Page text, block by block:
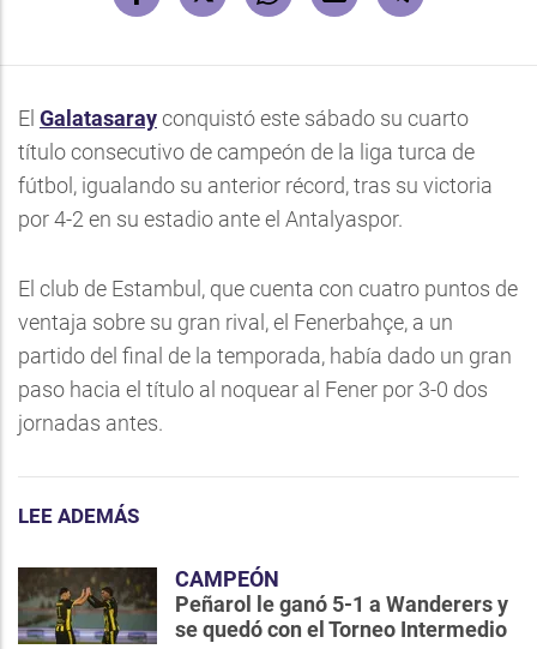
El Galatasarayconquistó este sábado su cuarto
título consecutivo de campeón de la liga turca de
fútbol, igualando su anterior récord, tras su victoria
por 4-2 en su estadio ante el Antalyaspor.
El club de Estambul, que cuenta con cuatro puntos de
ventaja sobre su gran rival, el Fenerbahçe, a un
partido del final de la temporada, había dado un gran
paso hacia el título al noquear al Fener por 3-0 dos
jornadas antes.
LEE ADEMÁS
CAMPEÓN
Peñarol le ganó 5-1 a Wanderers y
se quedó con el Torneo Intermedio